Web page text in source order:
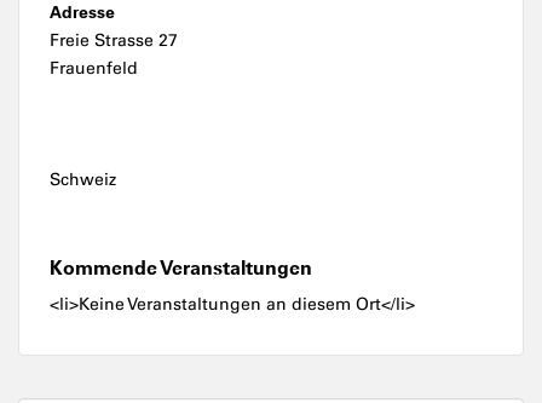
Adresse
Freie Strasse 27
Frauenfeld
Schweiz
Kommende Veranstaltungen
<li>Keine Veranstaltungen an diesem Ort</li>